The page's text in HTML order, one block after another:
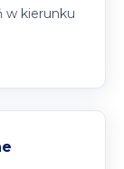
w kierunku